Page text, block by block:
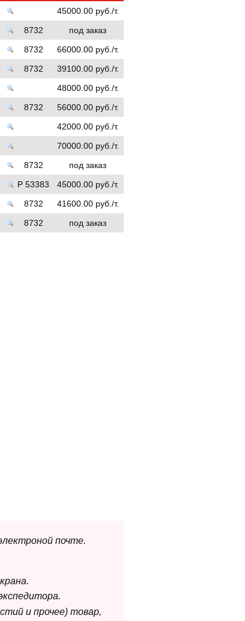
45000.00 руб./т.
8732
под заказ
8732
66000.00 руб./т.
8732
39100.00 руб./т.
48000.00 руб./т.
8732
56000.00 руб./т.
42000.00 руб./т.
70000.00 руб./т.
8732
под заказ
Р 53383
45000.00 руб./т.
8732
41600.00 руб./т.
8732 под заказ
почте.
и прочее) товар,